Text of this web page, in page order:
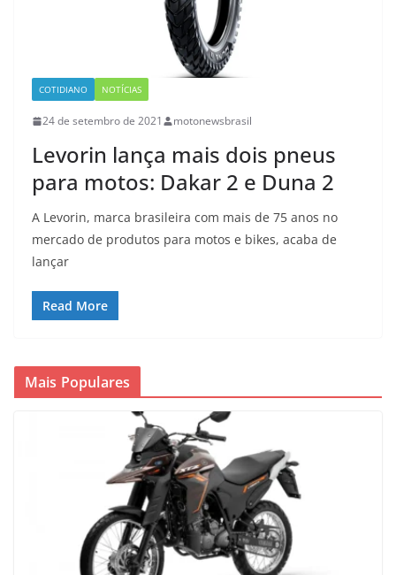
COTIDIANO NOTÍCIAS
24 de setembro de 2021 motonewsbrasil
Levorin lança mais dois pneus
para motos: Dakar 2 e Duna 2
A Levorin, marca brasileira com mais de 75 anos no
mercado de produtos para motos e bikes, acaba de
lançar
Read More
Mais Populares